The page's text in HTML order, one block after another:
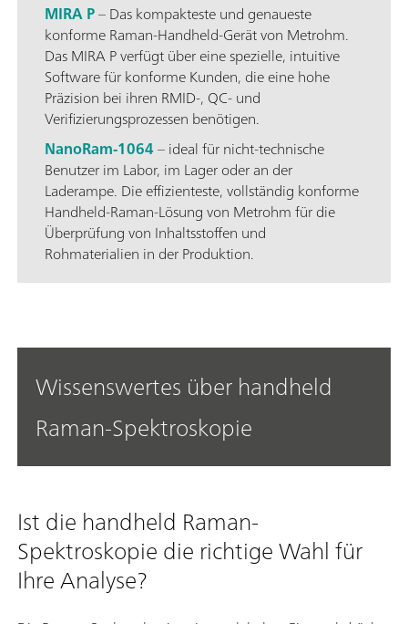
MIRA P– Das kompakteste und genaueste
konforme Raman-Handheld-Gerät von Metrohm.
Das MIRA P verfügt über eine spezielle, intuitive
Software für konforme Kunden, die eine hohe
Präzision bei ihren RMID-, QC- und
Verifizierungsprozessen benötigen.
NanoRam-1064– ideal für nicht-technische
Benutzer im Labor, im Lager oder an der
Laderampe. Die effizienteste, vollständig konforme
Handheld-Raman-Lösung von Metrohm für die
Überprüfung von Inhaltsstoffen und
Rohmaterialien in der Produktion.
Wissenswertes über handheld
Raman-Spektroskopie
Ist die handheld Raman-
Spektroskopie die richtige Wahl für
Ihre Analyse?